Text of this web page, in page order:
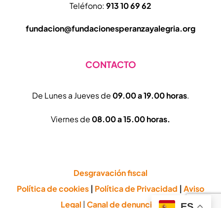
Teléfono: 913 10 69 62
fundacion@fundacionesperanzayalegria.org
CONTACTO
De Lunes a Jueves de 09.00 a 19.00 horas.
Viernes de 08.00 a 15.00 horas.
Desgravación fiscal
Política de cookies | Política de Privacidad | Aviso
Legal | Canal de denuncias